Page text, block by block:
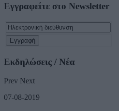
Εγγραφείτε στο Newsletter
Εκδηλώσεις / Νέα
Prev Next
07-08-2019